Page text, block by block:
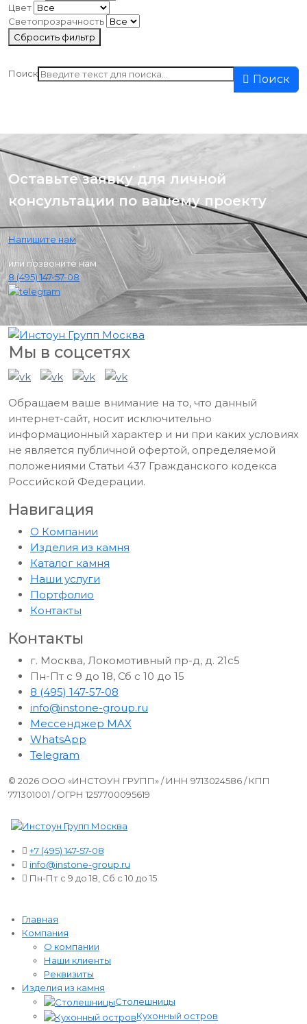
Цвет
Светопрозрачность
Сбросить фильтр
Поиск Поиск
Оставьте заявку для личной
консультации по вашему проекту
Напишите нам
или позвоните нам
8 (495) 147-57-08
Мы в соцсетях
Обращаем ваше внимание на то, что данный
интернет-сайт, носит исключительно
информационный характер и ни при каких условиях
не является публичной офертой, определяемой
положениями Статьи 437 Гражданского кодекса
Российской Федерации.
Навигация
О Компании
Изделия из камня
Каталог камня
Наши услуги
Портфолио
Контакты
Контакты
г. Москва, Локомотивный пр-д, д. 21с5
Пн-Пт с 9 до 18, Сб с 10 до 15
8 (495) 147-57-08
info@instone-group.ru
Мессенджер MAX
WhatsApp
Telegram
© 2026 ООО «ИНСТОУН ГРУПП» / ИНН 9713024586 / КПП
771301001 / ОГРН 1257700095619
+7 (495) 147-57-08
info@instone-group.ru
Пн-Пт с 9 до 18, Сб с 10 до 15
Главная
Компания
О компании
Наши клиенты
Реквизиты
Изделия из камня
Столешницы
Кухонный остров